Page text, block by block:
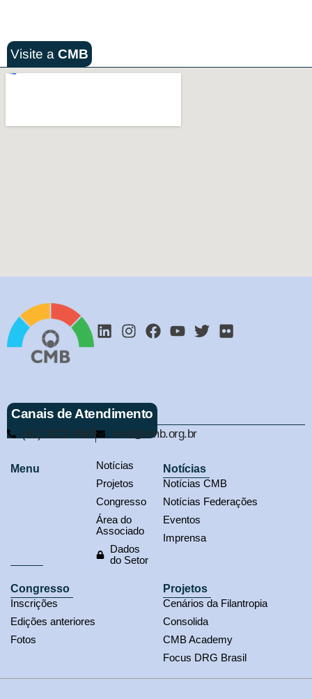
Visite a CMB
Canais de Atendimento
(61) 3321-9563 cmb@cmb.org.br
Menu
Notícias
Projetos
Congresso
Área do
Associado
Dados
do Setor
Notícias
Notícias CMB
Notícias Federações
Eventos
Imprensa
Congresso
Inscrições
Edições anteriores
Fotos
Projetos
Cenários da Filantropia
Consolida
CMB Academy
Focus DRG Brasil